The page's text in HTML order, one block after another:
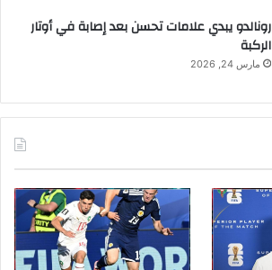
رونالدو يبدي علامات تحسن بعد إصابة في أوتار
الركبة
مارس 24, 2026